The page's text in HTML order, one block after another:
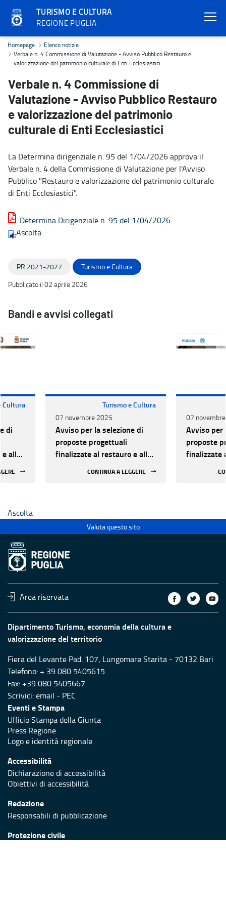
TURISMO E CULTURA
REGIONE PUGLIA
Verbale n. 4 Commissione di Valutazione - Avviso Pubblico
Homepage
Elenco notizie
Verbale n. 4 Commissione di Valutazione - Avviso Pubblico Restauro e
valorizzazione del patrimonio culturale di Enti Ecclesiastici
Verbale n. 4 Commissione di
Valutazione - Avviso Pubblico Restauro
e valorizzazione del patrimonio
culturale di Enti Ecclesiastici
La Determina dirigenziale n. 95 del 1/04/2026 approva il
Verbale n. 4 della Commissione di Valutazione per l'Avviso
Pubblico "Restauro e valorizzazione del patrimonio culturale
di Enti Ecclesiastici".
Determina Dirigenziale n. 95 del 1/04/2026
Ascolta
PR 2021-2027
Turismo e Cultura
Pubblicato il 02 aprile 2026
Bandi e avvisi collegati
Cultura
di
alla
Turismo e Cultura
07 novembre 2025
Avviso per la selezione di
proposte progettuali
finalizzate al restauro e alla
CONTINUA A LEGGERE
07
Avviso per
proposte
finalizzate
Ascolta
Valuta questo sito
Area riservata
Dipartimento Turismo, economia della cultura e
valorizzazione del territorio
Fiera del Levante Pad. 107, Lungomare Starita - 70132 Bari
Telefono: + 39 080 5405615
Fax: +39 080 5405667
Scrivici:email - PEC
Eventi e Stampa
Ufficio Stampa della Giunta
Press Regione
Logo e identità regionale
Accessibilità
Dichiarazione di accessibilità
Obiettivi di accessibilità
Redazione
Responsabili di pubblicazione
Protezione civile